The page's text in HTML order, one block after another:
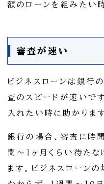
額のローンを組みたい
審査が速い
ビジネスローンは銀行
査のスピードが速いで
入れたい時に助かります
銀行の場合、審査に時
間～1ヶ月くらい待たな
ます。ビジネスローン